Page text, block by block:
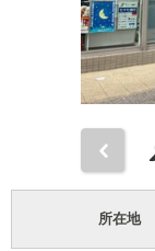
所在地